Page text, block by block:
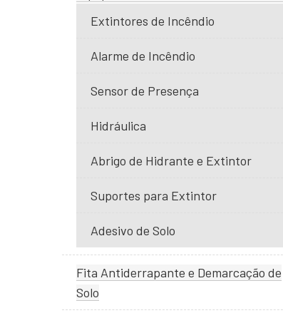
Extintores de Incêndio
Alarme de Incêndio
Sensor de Presença
Hidráulica
Abrigo de Hidrante e Extintor
Suportes para Extintor
Adesivo de Solo
Fita Antiderrapante e Demarcação de
Solo